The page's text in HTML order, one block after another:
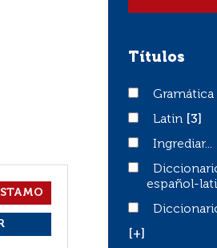
Títulos
Gramática
Gramática
LatinLatin
[3]
Ingrediar...
Ingrediar...
Diccionario
español-
Diccionario
[+]